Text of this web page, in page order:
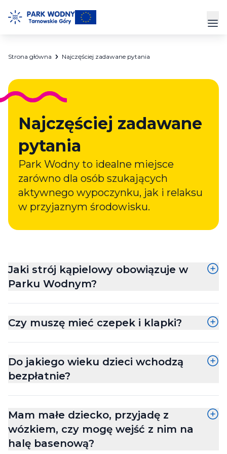
do
Park Wodny
Siłownia
Hala Sportowa
Cennik
Strefa Klienta
Kontakt
Strona główna Najczęściej zadawane pytania
Najczęściej zadawane
pytania
Park Wodny to idealne miejsce
zarówno dla osób szukających
aktywnego wypoczynku, jak i relaksu
w przyjaznym środowisku.
Jaki strój kąpielowy obowiązuje w
Parku Wodnym?
dla kobiet jedno lub dwuczęściowy,
do połowy uda, nieposiadające kieszeni ani zamków,
kąpieli.
Czy muszę mieć czepek i klapki?
Czepek i klapki nie są wymagane, jednak ze
Zalecane jest związanie długich włosów.
Do jakiego wieku dzieci wchodzą
bezpłatnie?
Dzieci do 3. roku życia nie płacą za wejście do Parku
Mam małe dziecko, przyjadę z
wózkiem, czy mogę wejść z nim na
halę basenową?